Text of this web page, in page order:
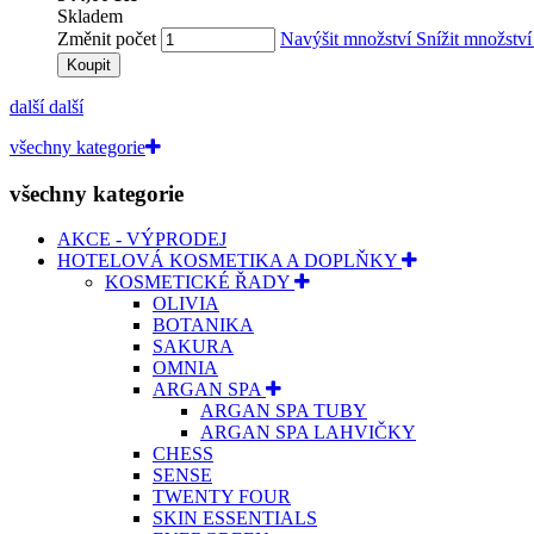
Skladem
Změnit počet
Navýšit množství Snížit
Koupit
další další
všechny kategorie
všechny kategorie
AKCE - VÝPRODEJ
HOTELOVÁ KOSMETIKA A DOPLŇKY
KOSMETICKÉ ŘADY
OLIVIA
BOTANIKA
SAKURA
OMNIA
ARGAN SPA
ARGAN SPA TUBY
ARGAN SPA LAHVIČKY
CHESS
SENSE
TWENTY FOUR
SKIN ESSENTIALS